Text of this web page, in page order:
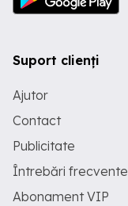
Suport clienți
Ajutor
Contact
Publicitate
Întrebări frecvente
Abonament VIP